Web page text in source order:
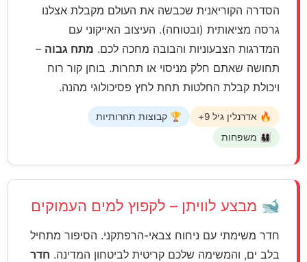
הסדרה הקוריאנית שכבשה את העולם מקבלת אצלנו
גרסה מציאותית (ובטוחה). העיצוב האייקוני עם
המדרגות הצבעוניות והבובה מחכה לכם. מתח גבוה –
תחושה שאתם חלק מניסוי או תחרות. בוחן קור רוח
ויכולת קבלת החלטות תחת לחץ פסיכולוגי מהנה.
🔥 אדרנלין גיל 9+
🏆 קבוצות תחרותיות
👨‍👩‍👧‍👦 משפחות
🐋 מבצע לוויתן – לקפוץ למים העמוקים
חדר משימתי עם ניחוח צבאי-הרפתקני. הסיפור מתחיל
בלב ים, והמשימה שלכם קריטית לביטחון המדינה. חדר